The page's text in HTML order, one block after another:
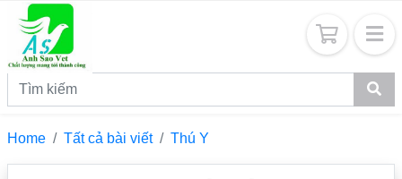
Home Tất cả bài viết Thú Y